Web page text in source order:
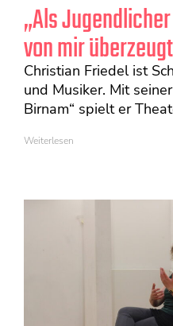
„Als
von mir
Christian Friedel ist
und Musiker. Mit
Birnam“ spielt er
Weiterlesen